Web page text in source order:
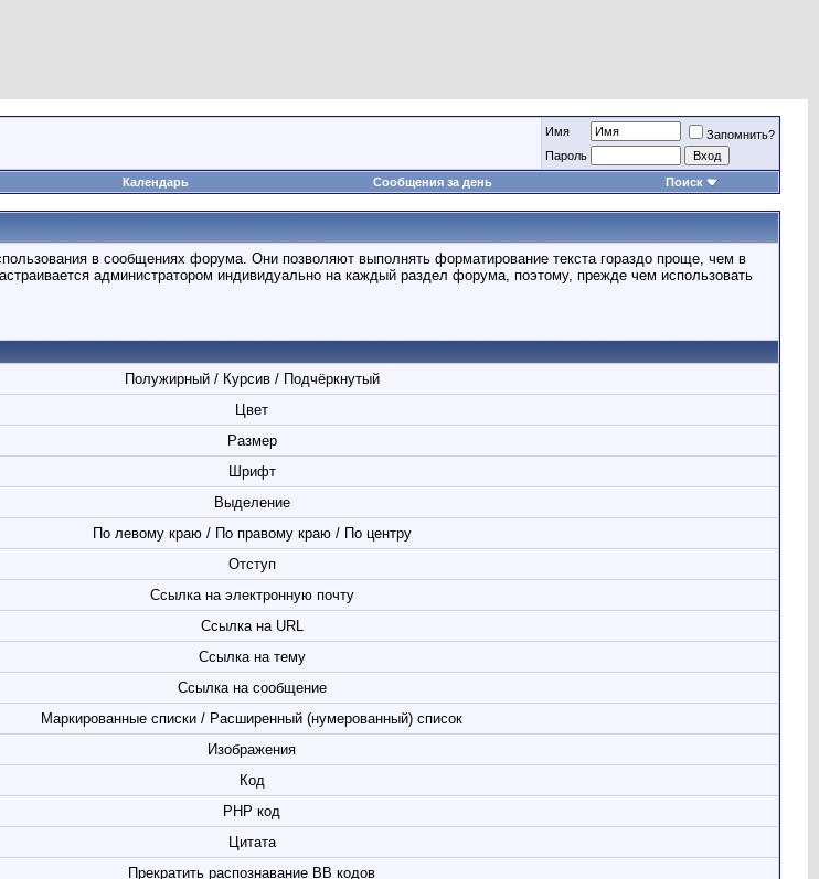
Имя
Запомнить?
Пароль
Календарь Сообщения за день Поиск
в сообщениях форума. Они позволяют выполнять форматирование текста гораздо проще, чем в
администратором индивидуально на каждый раздел форума, поэтому, прежде чем использовать
Полужирный / Курсив / Подчёркнутый
Цвет
Размер
Шрифт
Выделение
По левому краю / По правому краю / По центру
Отступ
Ссылка на электронную почту
Ссылка на URL
Ссылка на тему
Ссылка на сообщение
Маркированные списки / Расширенный (нумерованный) список
Изображения
Код
PHP код
Цитата
Прекратить распознавание BB кодов